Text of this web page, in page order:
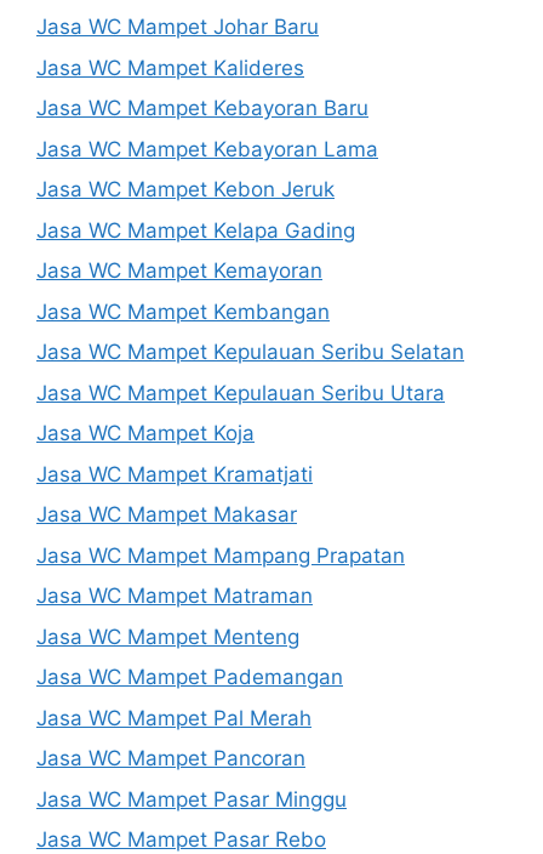
Jasa WC Mampet Johar Baru
Jasa WC Mampet Kalideres
Jasa WC Mampet Kebayoran Baru
Jasa WC Mampet Kebayoran Lama
Jasa WC Mampet Kebon Jeruk
Jasa WC Mampet Kelapa Gading
Jasa WC Mampet Kemayoran
Jasa WC Mampet Kembangan
Jasa WC Mampet Kepulauan Seribu Selatan
Jasa WC Mampet Kepulauan Seribu Utara
Jasa WC Mampet Koja
Jasa WC Mampet Kramatjati
Jasa WC Mampet Makasar
Jasa WC Mampet Mampang Prapatan
Jasa WC Mampet Matraman
Jasa WC Mampet Menteng
Jasa WC Mampet Pademangan
Jasa WC Mampet Pal Merah
Jasa WC Mampet Pancoran
Jasa WC Mampet Pasar Minggu
Jasa WC Mampet Pasar Rebo